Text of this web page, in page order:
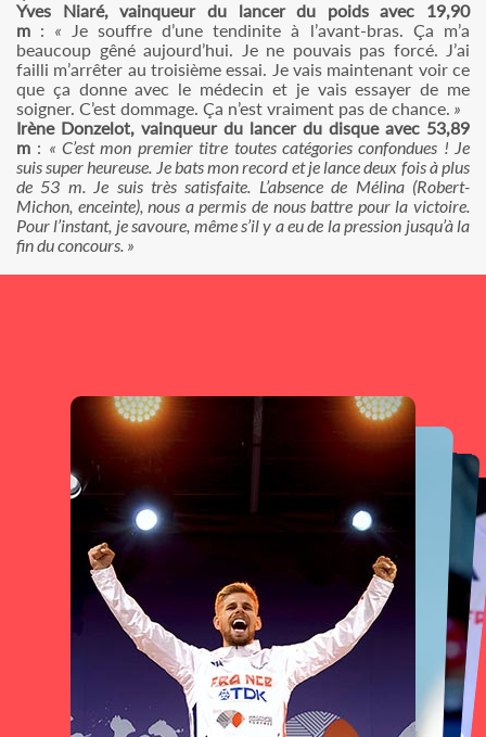
Yves Niaré, vainqueur du lancer du poids avec 19,90
m : «
Je souffre d’une tendinite à l’avant-bras. Ça m’a
beaucoup gêné aujourd’hui. Je ne pouvais pas forcé. J’ai
failli m’arrêter au troisième essai. Je vais maintenant voir ce
que ça donne avec le médecin et je vais essayer de me
soigner. C’est dommage. Ça n’est vraiment pas de chance. »
Irène Donzelot, vainqueur du lancer du disque avec 53,89
m : « C’est mon premier titre toutes catégories confondues ! Je
suis super heureuse. Je bats mon record et je lance deux fois à plus
de 53 m. Je suis très satisfaite. L’absence de Mélina (Robert-
Michon, enceinte), nous a permis de nous battre pour la victoire.
Pour l’instant, je savoure, même s’il y a eu de la pression jusqu’à la
fin du concours. »